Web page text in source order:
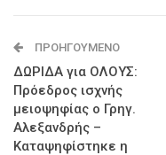
ΠΡΟΗΓΟΎΜΕΝΟ
ΔΩΡΙΔΑ για ΟΛΟΥΣ:
Πρόεδρος ισχνής
μειοψηφίας ο Γρηγ.
Αλεξανδρής –
Καταψηφίστηκε η